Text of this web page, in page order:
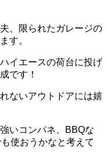
、限られたガレージの
す。
イエースの荷台に投げ
です！
ないアウトドアには嬉
いコンパネ、BBQな
使おうかなと考えて